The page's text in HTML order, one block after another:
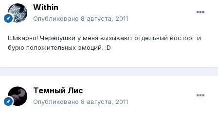
Within
Опубликовано 8 августа, 2011
Шикарно! Черепушки у меня вызывают отдельный восторг и
бурю положительных эмоций. :D
Темный Лис
Опубликовано 8 августа, 2011